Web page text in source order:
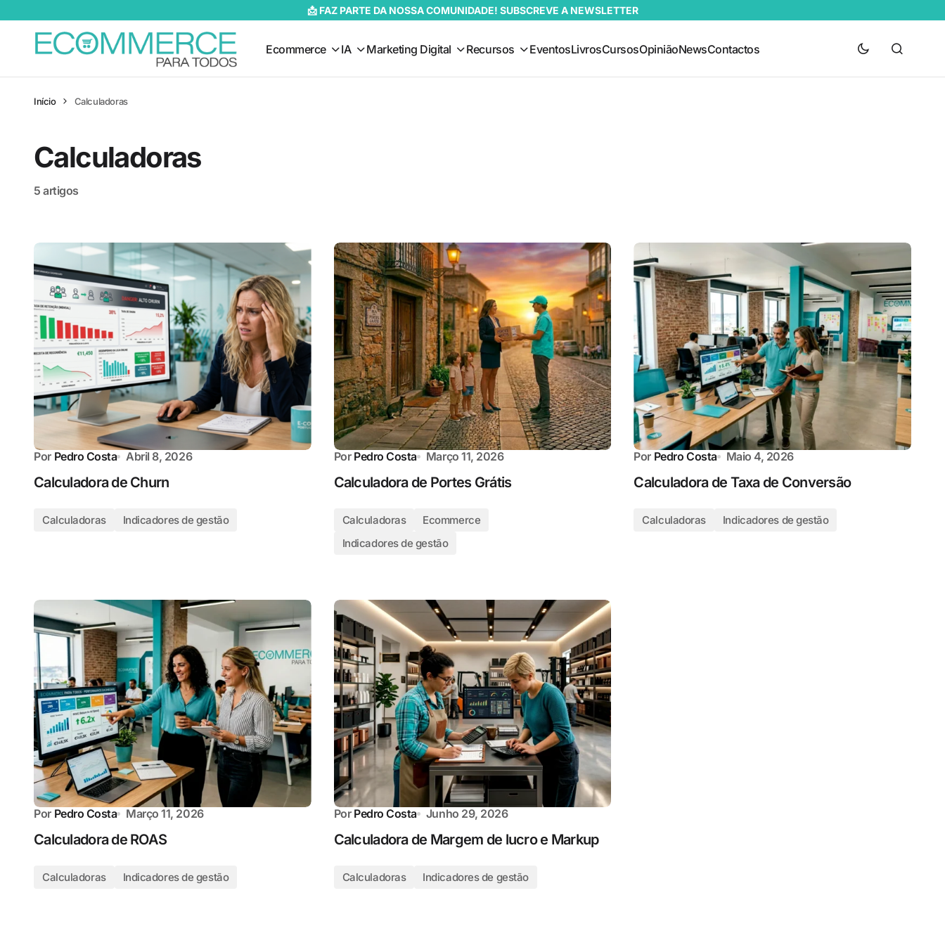
📩 FAZ PARTE DA NOSSA COMUNIDADE! SUBSCREVE A NEWSLETTER
Ecommerce IA Marketing Digital Recursos EventosLivrosCursosOpiniãoNewsContactos
Início Calculadoras
Calculadoras
5 artigos
Por Pedro Costa Abril 8, 2026
Calculadora de Churn
Calculadoras Indicadores de gestão
Por Pedro Costa Março 11, 2026
Calculadora de Portes Grátis
Calculadoras
Ecommerce
Indicadores de gestão
Por Pedro Costa Maio 4, 2026
Calculadora de Taxa de Conversão
Calculadoras Indicadores de gestão
Por Pedro Costa Março 11, 2026
Calculadora de ROAS
Calculadoras Indicadores de gestão
Por Pedro Costa Junho 29, 2026
Calculadora de Margem de lucro e Markup
Calculadoras Indicadores de gestão